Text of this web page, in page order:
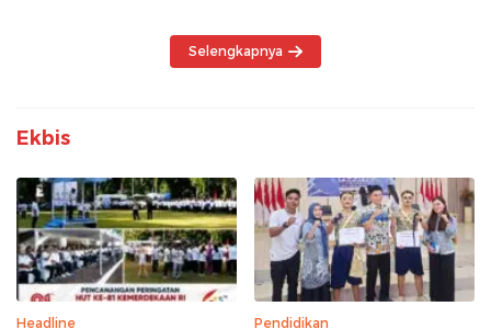
Selengkapnya
Ekbis
Headline Pendidikan